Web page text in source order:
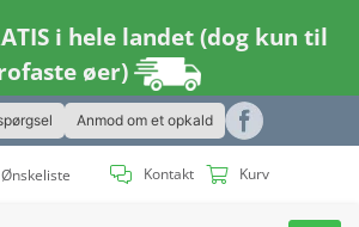
i hele landet (dog kun til
øer)
Anmod om et opkald
Ønskeliste Kontakt Kurv